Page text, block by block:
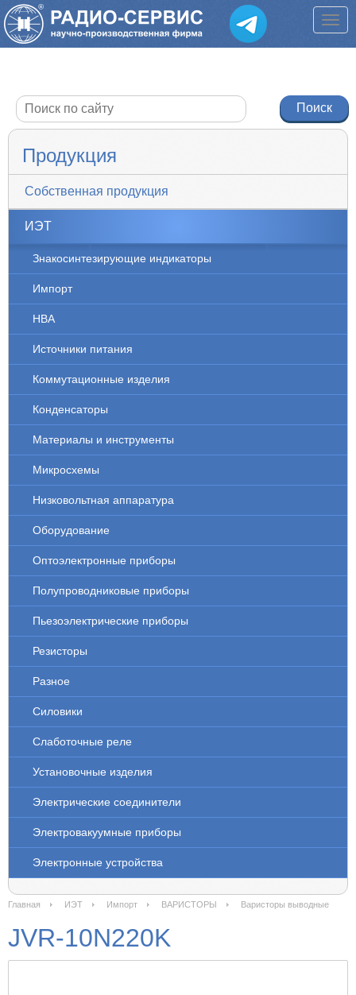
Продукция
Собственная продукция
ИЭТ
Знакосинтезирующие индикаторы
Импорт
НВА
Источники питания
Коммутационные изделия
Конденсаторы
Материалы и инструменты
Микросхемы
Низковольтная аппаратура
Оборудование
Оптоэлектронные приборы
Полупроводниковые приборы
Пьезоэлектрические приборы
Резисторы
Разное
Силовики
Слаботочные реле
Установочные изделия
Электрические соединители
Электровакуумные приборы
Электронные устройства
Главная ИЭТ Импорт ВАРИСТОРЫ Варисторы выводные
JVR-10N220K